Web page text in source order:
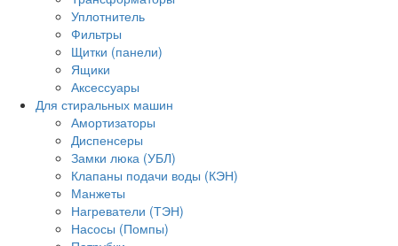
Уплотнитель
Фильтры
Щитки (панели)
Ящики
Аксессуары
Для стиральных машин
Амортизаторы
Диспенсеры
Замки люка (УБЛ)
Клапаны подачи воды (КЭН)
Манжеты
Нагреватели (ТЭН)
Насосы (Помпы)